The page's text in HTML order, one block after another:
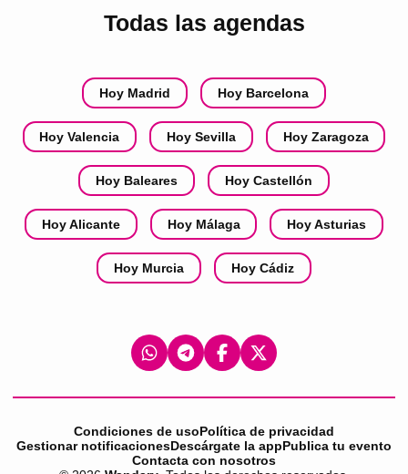
Todas las agendas
Hoy Madrid Hoy Barcelona
Hoy Valencia Hoy Sevilla Hoy Zaragoza
Hoy Baleares Hoy Castellón
Hoy Alicante Hoy Málaga Hoy Asturias
Hoy Murcia Hoy Cádiz
Condiciones de usoPolítica de privacidad
Gestionar notificacionesDescárgate la appPublica tu evento
Contacta con nosotros